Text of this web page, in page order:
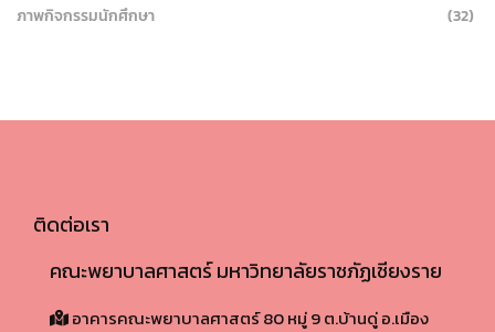
ภาพกิจกรรมนักศึกษา
(32)
ติดต่อเรา
คณะพยาบาลศาสตร์ มหาวิทยาลัยราชภัฏเชียงราย
อาคารคณะพยาบาลศาสตร์ 80 หมู่ 9 ต.บ้านดู่ อ.เมือง